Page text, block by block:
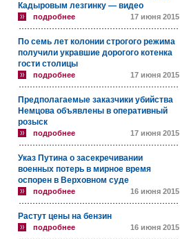
Кадыровым лезгинку — видео
подробнее 17 июня 2015
По семь лет колонии строгого режима
получили укравшие дорогого котенка
гости столицы
подробнее 17 июня 2015
Предполагаемые заказчики убийства
Немцова объявлены в оперативный
розыск
подробнее 17 июня 2015
Указ Путина о засекречивании
военных потерь в мирное время
оспорен в Верховном суде
подробнее 16 июня 2015
Растут цены на бензин
подробнее 16 июня 2015